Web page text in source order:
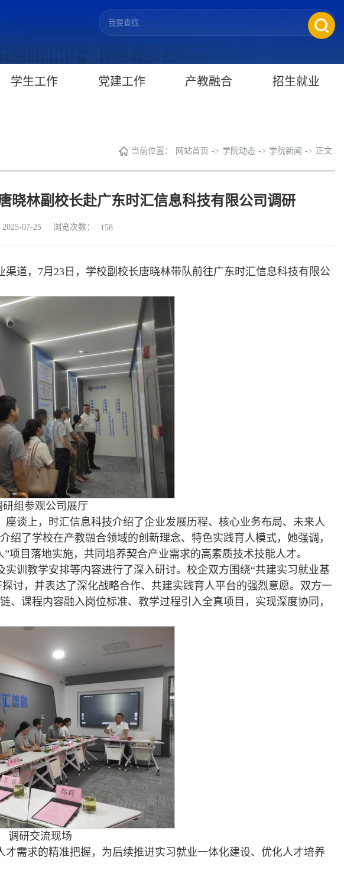
学生工作 党建工作 产教融合 招生就业
当前位置： 网站首页 -> 学院动态 -> 学院新闻 -> 正文
林副校长赴广东时汇信息科技有限公司调研
07-25 浏览次数： 158
道，7月23日，学校副校长唐晓林带队前往广东时汇信息科技有限公
研组参观公司展厅
谈上，时汇信息科技介绍了企业发展历程、核心业务布局、未来人
了学校在产教融合领域的创新理念、特色实践育人模式，她强调，
目落地实施，共同培养契合产业需求的高素质技术技能人才。
训教学安排等内容进行了深入研讨。校企双方围绕“共建实习就业基
讨，并表达了深化战略合作、共建实践育人平台的强烈意愿。双方一
课程内容融入岗位标准、教学过程引入全真项目，实现深度协同，
调研交流现场
需求的精准把握，为后续推进实习就业一体化建设、优化人才培养